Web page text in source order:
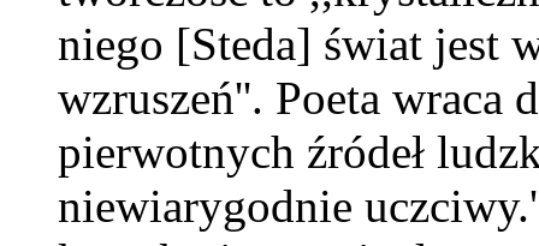
niego [Steda] świat jest
wzruszeń''. Poeta wraca
pierwotnych źródeł
niewiarygodnie